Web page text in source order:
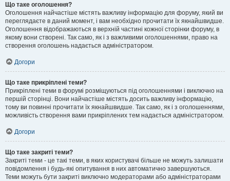
Що таке оголошення?
Оголошення найчастіше містять важливу інформацію для форуму, який ви
переглядаєте в даний момент, і вам необхідно прочитати їх якнайшвидше.
Оголошення відображаються в верхній частині кожної сторінки форуму, в
якому вони створені. Так само, як і з важливими оголошеннями, право на
створення оголошень надається адміністратором.
Догори
Що таке прикріплені теми?
Прикріплені теми в форумі розміщуються під оголошеннями і виключно на
першій сторінці. Вони найчастіше містять досить важливу інформацію,
тому ви повинні прочитати їх якнайшвидше. Так само, як і з оголошеннями,
можливість створення вами прикріплених тем надається адміністратором.
Догори
Що таке закриті теми?
Закриті теми - це такі теми, в яких користувачі більше не можуть залишати
повідомлення і будь-які опитування в них автоматично завершуються.
Теми можуть бути закриті виключно модераторами або адміністраторами